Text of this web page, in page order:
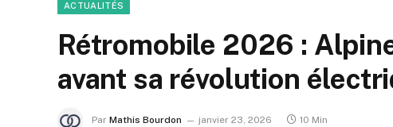
ACTUALITÉS
Rétromobile 2026 :
avant sa révolution
Par Mathis Bourdon janvier 23, 2026 10 Min